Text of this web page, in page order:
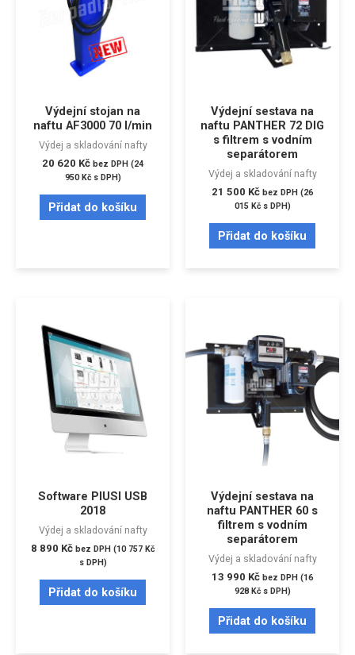
Výdejní stojan na
naftu AF3000 70 l/min
Výdej a skladování nafty
20 620 Kč bez DPH (24
950Kčs DPH)
Přidat do košíku
Výdejní sestava na
naftu PANTHER 72 DIG
s filtrem s vodním
separátorem
Výdej a skladování nafty
21 500 Kč bez DPH (26
015 Kčs DPH)
Přidat do košíku
Software PIUSI USB
2018
Výdej a skladování nafty
8 890 Kč bez DPH (10 757 Kč
s DPH)
Přidat do košíku
Výdejní sestava na
naftu PANTHER 60 s
filtrem s vodním
separátorem
Výdej a skladování nafty
13 990 Kč bez DPH (16
928 Kčs DPH)
Přidat do košíku